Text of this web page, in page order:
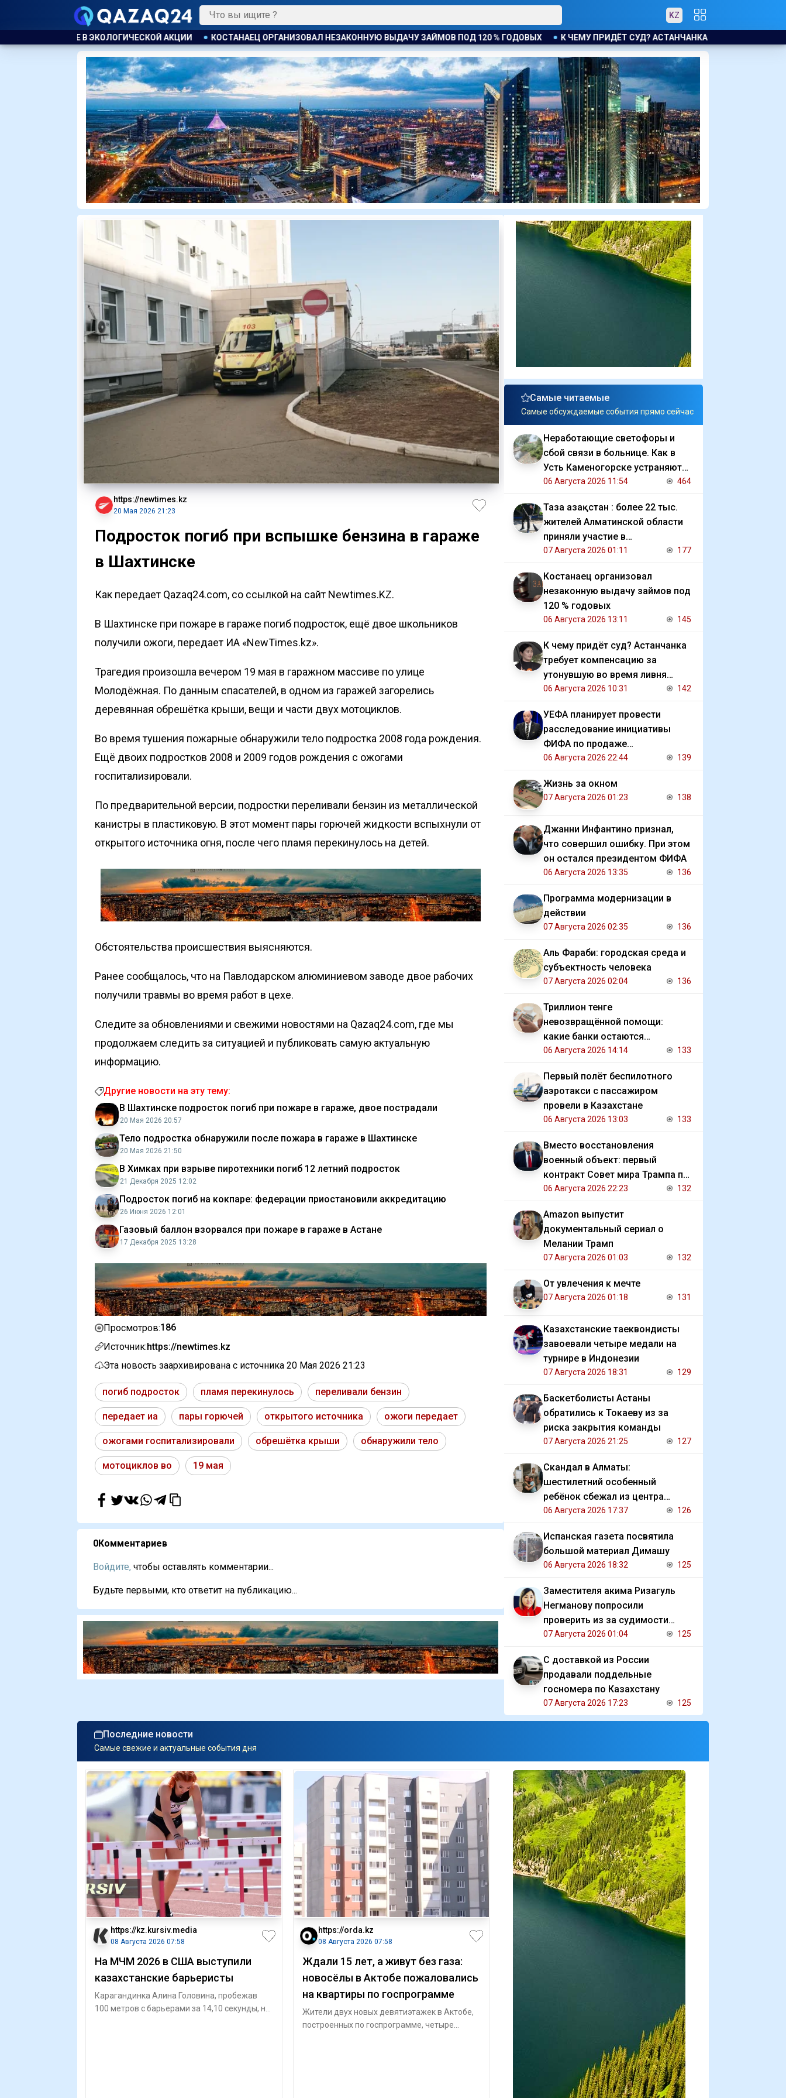
KZ
КОСТАНАЕЦ ОРГАНИЗОВАЛ НЕЗАКОННУЮ ВЫДАЧУ ЗАЙМОВ ПОД 120 % ГОДОВЫХ К ЧЕМУ ПРИДЁТ СУД? АСТАНЧАНКА ТРЕБУЕТ КОМПЕНСАЦИЮ ЗА УТОНУВШУЮ ВО ВРЕМЯ
https://newtimes.kz
20 Мая 2026 21:23
Подросток погиб при вспышке бензина в гараже
в Шахтинске
Как передает Qazaq24.com, со ссылкой на сайт Newtimes.KZ.
В Шахтинске при пожаре в гараже погиб подросток, ещё двое школьников
получили ожоги, передает ИА «NewTimes.kz».
Трагедия произошла вечером 19 мая в гаражном массиве по улице
Молодёжная. По данным спасателей, в одном из гаражей загорелись
деревянная обрешётка крыши, вещи и части двух мотоциклов.
Во время тушения пожарные обнаружили тело подростка 2008 года рождения.
Ещё двоих подростков 2008 и 2009 годов рождения с ожогами
госпитализировали.
По предварительной версии, подростки переливали бензин из металлической
канистры в пластиковую. В этот момент пары горючей жидкости вспыхнули от
открытого источника огня, после чего пламя перекинулось на детей.
Обстоятельства происшествия выясняются.
Ранее сообщалось, что на Павлодарском алюминиевом заводе двое рабочих
получилитравмы во время работ в цехе.
Следите за обновлениями и свежими новостями на Qazaq24.com, где мы
продолжаем следить за ситуацией и публиковать самую актуальную
информацию.
Другие новости на эту тему:
В Шахтинске подросток погиб при пожаре в гараже, двое пострадали
20 Мая 2026 20:57
Тело подростка обнаружили после пожара в гараже в Шахтинске
20 Мая 2026 21:50
В Химках при взрыве пиротехники погиб 12 летний подросток
21 Декабря 2025 12:02
Подросток погиб на кокпаре: федерации приостановили аккредитацию
26 Июня 2026 12:01
Газовый баллон взорвался при пожаре в гараже в Астане
17 Декабря 2025 13:28
Просмотров:186
Источник:https://newtimes.kz
Эта новость заархивирована с источника 20 Мая 2026 21:23
погиб подросток пламя перекинулось переливали бензин
передает иа пары горючей открытого источника ожоги передает
ожогами госпитализировали обрешётка крыши обнаружили тело
мотоциклов во 19 мая
0Комментариев
Войдите, чтобы оставлять комментарии...
Будьте первыми, кто ответит на публикацию...
Самые читаемые
Самые обсуждаемые события прямо сейчас
Неработающие светофоры и
сбой связи в больнице. Как в
Усть Каменогорске устраняют
последствия ливня
06 Августа 2026 11:54 464
Таза Қазақстан : более 22 тыс.
жителей Алматинской области
приняли участие в
экологической акции
07 Августа 2026 01:11 177
Костанаец организовал
незаконную выдачу займов под
120 % годовых
06 Августа 2026 13:11 145
К чему придёт суд? Астанчанка
требует компенсацию за
утонувшую во время ливня
иномарку
06 Августа 2026 10:31 142
УЕФА планирует провести
расследование инициативы
ФИФА по продаже
коммерческих прав на ЧМ
06 Августа 2026 22:44 139
Жизнь за окном
07 Августа 2026 01:23 138
Джанни Инфантино признал,
что совершил ошибку. При этом
он остался президентом ФИФА
06 Августа 2026 13:35 136
Программа модернизации в
действии
07 Августа 2026 02:35 136
Аль Фараби: городская среда и
субъектность человека
07 Августа 2026 02:04 136
Триллион тенге
невозвращённой помощи:
какие банки остаются
должниками государства
06 Августа 2026 14:14 133
Первый полёт беспилотного
аэротакси с пассажиром
провели в Казахстане
06 Августа 2026 13:03 133
Вместо восстановления
военный объект: первый
контракт Совет мира Трампа по
Газе
06 Августа 2026 22:23 132
Amazon выпустит
документальный сериал о
Мелании Трамп
07 Августа 2026 01:03 132
От увлечения к мечте
07 Августа 2026 01:18 131
Казахстанские таеквондисты
завоевали четыре медали на
турнире в Индонезии
07 Августа 2026 18:31 129
Баскетболисты Астаны
обратились к Токаеву из за
риска закрытия команды
07 Августа 2026 21:25 127
Скандал в Алматы:
шестилетний особенный
ребёнок сбежал из центра
реабилитации и потерялся
06 Августа 2026 17:37 126
Испанская газета посвятила
большой материал Димашу
06 Августа 2026 18:32 125
Заместителя акима Ризагуль
Негманову попросили
проверить из за судимости
сестры
07 Августа 2026 01:04 125
С доставкой из России
продавали поддельные
госномера по Казахстану
07 Августа 2026 17:23 125
Последние новости
Самые свежие и актуальные события дня
https://kz.kursiv.media
08 Августа 2026 07:58
На МЧМ 2026 в США выступили
казахстанские барьеристы
Карагандинка Алина Головина, пробежав
100 метров с барьерами за 14,10 секунды, не
https://orda.kz
08 Августа 2026 07:58
Ждали 15 лет, а живут без газа:
новосёлы в Актобе пожаловались
на квартиры по госпрограмме
Жители двух новых девятиэтажек в Актобе,
построенных по госпрограмме, четыре